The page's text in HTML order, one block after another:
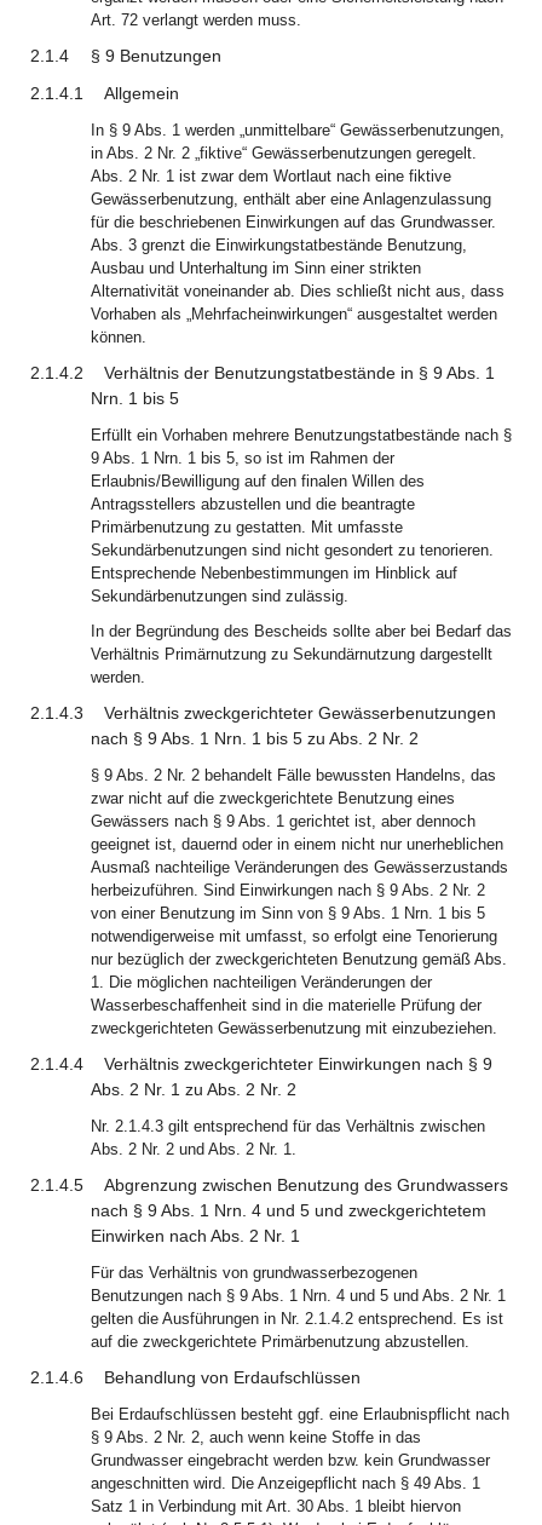
Art. 72 verlangt werden muss.
2.1.4
§ 9 Benutzungen
2.1.4.1
Allgemein
In § 9 Abs. 1 werden „unmittelbare“ Gewässerbenutzungen,
in Abs. 2 Nr. 2 „fiktive“ Gewässerbenutzungen geregelt.
Abs. 2 Nr. 1 ist zwar dem Wortlaut nach eine fiktive
Gewässerbenutzung, enthält aber eine Anlagenzulassung
für die beschriebenen Einwirkungen auf das Grundwasser.
Abs. 3 grenzt die Einwirkungstatbestände Benutzung,
Ausbau und Unterhaltung im Sinn einer strikten
Alternativität voneinander ab. Dies schließt nicht aus, dass
Vorhaben als „Mehrfacheinwirkungen“ ausgestaltet werden
können.
2.1.4.2
Verhältnis der Benutzungstatbestände in § 9 Abs. 1
Nrn. 1 bis 5
Erfüllt ein Vorhaben mehrere Benutzungstatbestände nach §
9 Abs. 1 Nrn. 1 bis 5, so ist im Rahmen der
Erlaubnis/Bewilligung auf den finalen Willen des
Antragsstellers abzustellen und die beantragte
Primärbenutzung zu gestatten. Mit umfasste
Sekundärbenutzungen sind nicht gesondert zu tenorieren.
Entsprechende Nebenbestimmungen im Hinblick auf
Sekundärbenutzungen sind zulässig.
In der Begründung des Bescheids sollte aber bei Bedarf das
Verhältnis Primärnutzung zu Sekundärnutzung dargestellt
werden.
2.1.4.3
Verhältnis zweckgerichteter Gewässerbenutzungen
nach § 9 Abs. 1 Nrn. 1 bis 5 zu Abs. 2 Nr. 2
§ 9 Abs. 2 Nr. 2 behandelt Fälle bewussten Handelns, das
zwar nicht auf die zweckgerichtete Benutzung eines
Gewässers nach § 9 Abs. 1 gerichtet ist, aber dennoch
geeignet ist, dauernd oder in einem nicht nur unerheblichen
Ausmaß nachteilige Veränderungen des Gewässerzustands
herbeizuführen. Sind Einwirkungen nach § 9 Abs. 2 Nr. 2
von einer Benutzung im Sinn von § 9 Abs. 1 Nrn. 1 bis 5
notwendigerweise mit umfasst, so erfolgt eine Tenorierung
nur bezüglich der zweckgerichteten Benutzung gemäß Abs.
1. Die möglichen nachteiligen Veränderungen der
Wasserbeschaffenheit sind in die materielle Prüfung der
zweckgerichteten Gewässerbenutzung mit einzubeziehen.
2.1.4.4
Verhältnis zweckgerichteter Einwirkungen nach § 9
Abs. 2 Nr. 1 zu Abs. 2 Nr. 2
Nr. 2.1.4.3 gilt entsprechend für das Verhältnis zwischen
Abs. 2 Nr. 2 und Abs. 2 Nr. 1.
2.1.4.5
Abgrenzung zwischen Benutzung des Grundwassers
nach § 9 Abs. 1 Nrn. 4 und 5 und zweckgerichtetem
Einwirken nach Abs. 2 Nr. 1
Für das Verhältnis von grundwasserbezogenen
Benutzungen nach § 9 Abs. 1 Nrn. 4 und 5 und Abs. 2 Nr. 1
gelten die Ausführungen in Nr. 2.1.4.2 entsprechend. Es ist
auf die zweckgerichtete Primärbenutzung abzustellen.
2.1.4.6 Behandlung von Erdaufschlüssen
Bei Erdaufschlüssen besteht ggf. eine Erlaubnispflicht nach
§ 9 Abs. 2 Nr. 2, auch wenn keine Stoffe in das
Grundwasser eingebracht werden bzw. kein Grundwasser
angeschnitten wird. Die Anzeigepflicht nach § 49 Abs. 1
Satz 1 in Verbindung mit Art. 30 Abs. 1 bleibt hiervon